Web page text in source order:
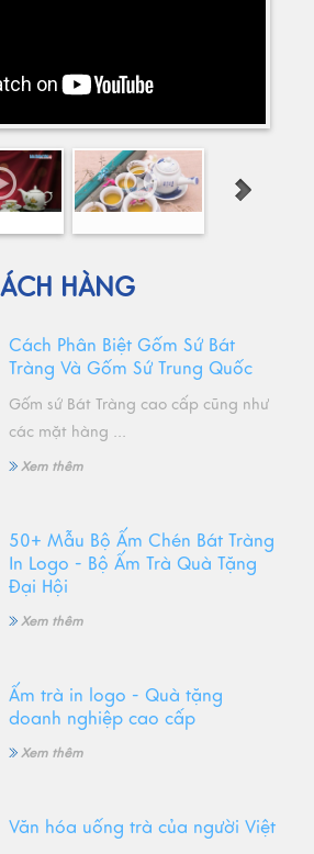
HÀNG
Cách Phân Biệt Gốm Sứ Bát
Tràng Và Gốm Sứ Trung Quốc
Gốm sứ Bát Tràng cao cấp cũng như
các mặt hàng ...
Xem thêm
50+ Mẫu Bộ Ấm Chén Bát Tràng
In Logo - Bộ Ấm Trà Quà Tặng
Đại Hội
Xem thêm
Ấm trà in logo - Quà tặng
doanh nghiệp cao cấp
Xem thêm
Văn hóa uống trà của người Việt